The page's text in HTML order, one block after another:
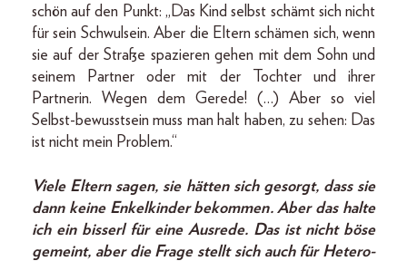
schön auf den Punkt: „Das Kind selbst schämt sich nicht
für sein Schwulsein. Aber die Eltern schämen sich, wenn
sie auf der Straße spazieren gehen mit dem Sohn und
seinem Partner oder mit der Tochter und ihrer
Partnerin. Wegen dem Gerede! (…) Aber so viel
Selbst-bewusstsein muss man halt haben, zu sehen: Das
ist nicht mein Problem.“
Viele Eltern sagen, sie hätten sich gesorgt, dass sie
dann keine Enkelkinder bekommen. Aber das halte
ich ein bisserl für eine Ausrede. Das ist nicht böse
gemeint, aber die Frage stellt sich auch für Hetero-